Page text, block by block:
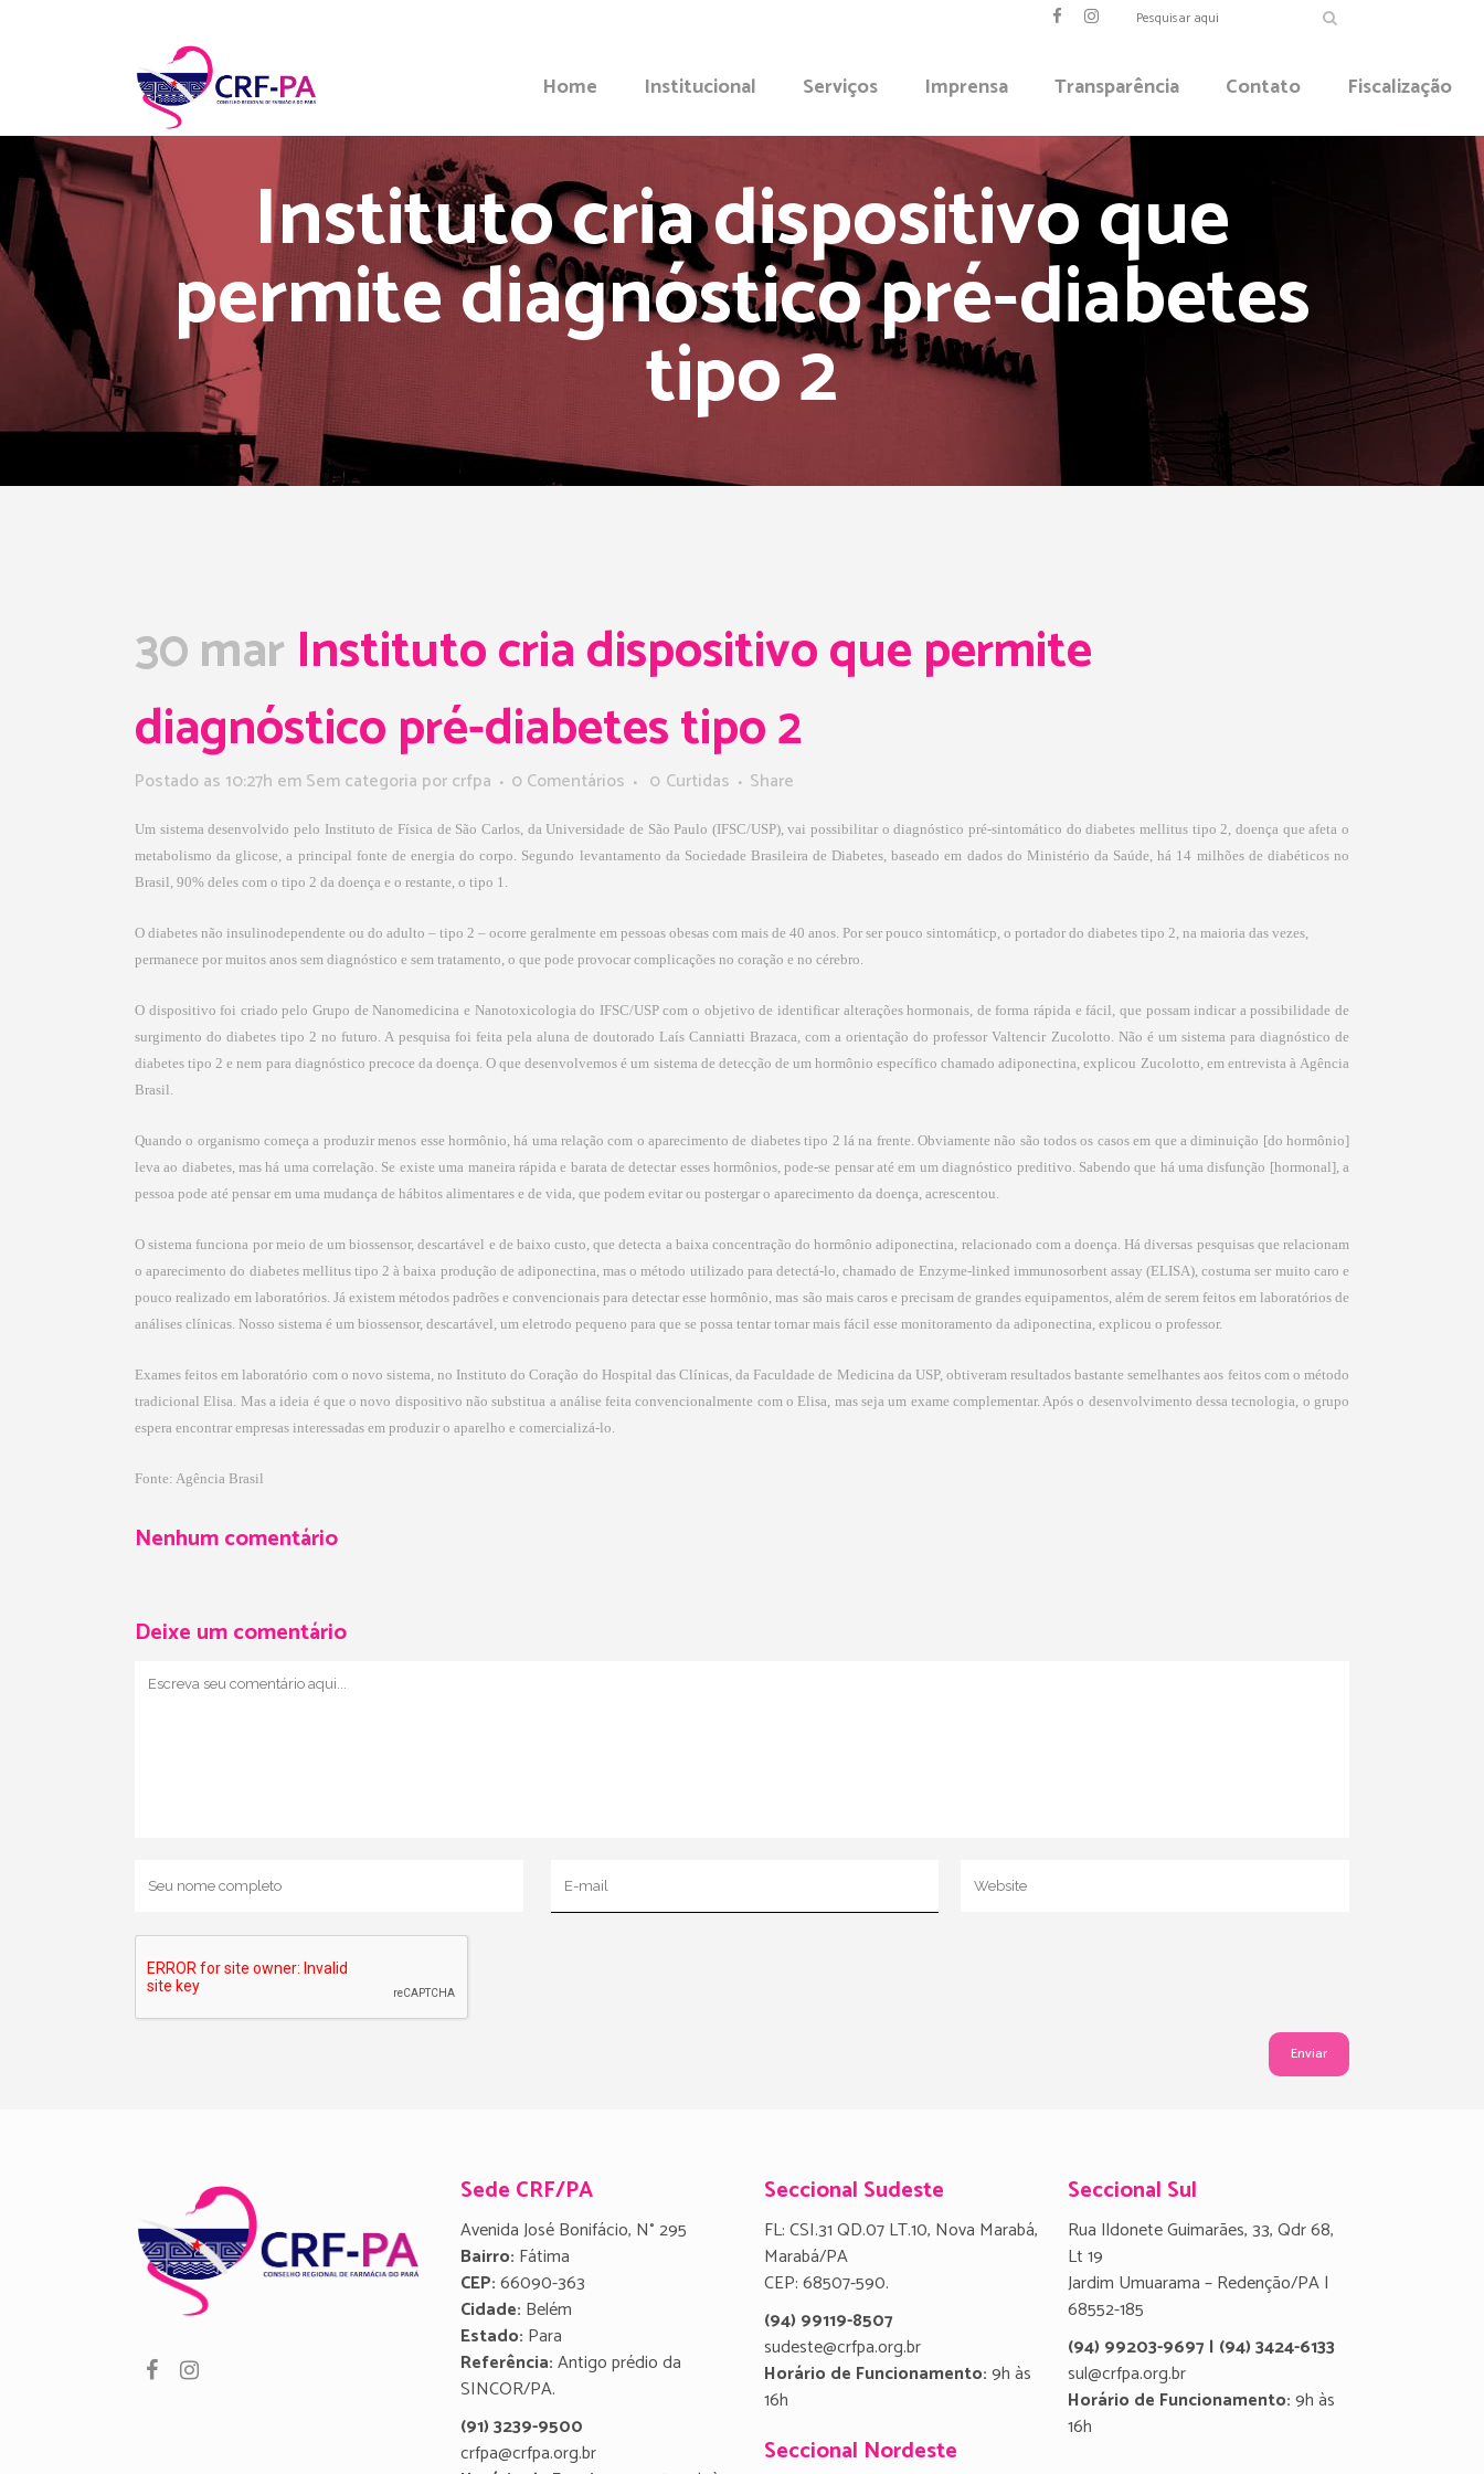
Home Institucional Serviços Imprensa Transparência Contato Fiscalização
Instituto cria dispositivo que
permite diagnóstico pré-diabetes
tipo 2
30 marInstituto cria dispositivo que permite
diagnóstico pré-diabetes tipo 2
Postado as 10:27h em Sem categoria porcrfpa 0 Comentários 0 Curtidas Share
Um sistema desenvolvido pelo Instituto de Física de São Carlos, da Universidade de São Paulo (IFSC/USP), vai possibilitar o diagnóstico pré-sintomático do diabetes mellitus tipo 2, doença que afeta o
metabolismo da glicose, a principal fonte de energia do corpo. Segundo levantamento da Sociedade Brasileira de Diabetes, baseado em dados do Ministério da Saúde, há 14 milhões de diabéticos no
Brasil, 90% deles com o tipo 2 da doença e o restante, o tipo 1.
O diabetes não insulinodependente ou do adulto – tipo 2 – ocorre geralmente em pessoas obesas com mais de 40 anos. Por ser pouco sintomáticp, o portador do diabetes tipo 2, na maioria das vezes,
permanece por muitos anos sem diagnóstico e sem tratamento, o que pode provocar complicações no coração e no cérebro.
O dispositivo foi criado pelo Grupo de Nanomedicina e Nanotoxicologia do IFSC/USP com o objetivo de identificar alterações hormonais, de forma rápida e fácil, que possam indicar a possibilidade de
surgimento do diabetes tipo 2 no futuro. A pesquisa foi feita pela aluna de doutorado Laís Canniatti Brazaca, com a orientação do professor Valtencir Zucolotto. Não é um sistema para diagnóstico de
diabetes tipo 2 e nem para diagnóstico precoce da doença. O que desenvolvemos é um sistema de detecção de um hormônio específico chamado adiponectina, explicou Zucolotto, em entrevista à Agência
Brasil.
Quando o organismo começa a produzir menos esse hormônio, há uma relação com o aparecimento de diabetes tipo 2 lá na frente. Obviamente não são todos os casos em que a diminuição [do hormônio]
leva ao diabetes, mas há uma correlação. Se existe uma maneira rápida e barata de detectar esses hormônios, pode-se pensar até em um diagnóstico preditivo. Sabendo que há uma disfunção [hormonal], a
pessoa pode até pensar em uma mudança de hábitos alimentares e de vida, que podem evitar ou postergar o aparecimento da doença, acrescentou.
O sistema funciona por meio de um biossensor, descartável e de baixo custo, que detecta a baixa concentração do hormônio adiponectina, relacionado com a doença. Há diversas pesquisas que relacionam
o aparecimento do diabetes mellitus tipo 2 à baixa produção de adiponectina, mas o método utilizado para detectá-lo, chamado de Enzyme-linked immunosorbent assay (ELISA), costuma ser muito caro e
pouco realizado em laboratórios. Já existem métodos padrões e convencionais para detectar esse hormônio, mas são mais caros e precisam de grandes equipamentos, além de serem feitos em laboratórios de
análises clínicas. Nosso sistema é um biossensor, descartável, um eletrodo pequeno para que se possa tentar tornar mais fácil esse monitoramento da adiponectina, explicou o professor.
Exames feitos em laboratório com o novo sistema, no Instituto do Coração do Hospital das Clínicas, da Faculdade de Medicina da USP, obtiveram resultados bastante semelhantes aos feitos com o método
tradicional Elisa. Mas a ideia é que o novo dispositivo não substitua a análise feita convencionalmente com o Elisa, mas seja um exame complementar. Após o desenvolvimento dessa tecnologia, o grupo
espera encontrar empresas interessadas em produzir o aparelho e comercializá-lo.
Fonte: Agência Brasil
Nenhum comentário
Deixe um comentário
Sede CRF/PA
Avenida José Bonifácio, N° 295
Bairro: Fátima
CEP:66090-363
Cidade: Belém
Estado: Para
Referência:Antigo prédio da
SINCOR/PA.
(91) 3239-9500
crfpa@crfpa.org.br
Seccional Sudeste
FL: CSI.31 QD.07 LT.10, Nova Marabá,
Marabá/PA
CEP: 68507-590.
(94) 99119-8507
sudeste@crfpa.org.br
Horário de Funcionamento:9h às
16h
Seccional Nordeste
Seccional Sul
Rua Ildonete Guimarães, 33, Qdr 68,
Lt 19
Jardim Umuarama – Redenção/PA |
68552-185
(94) 99203-9697 | (94) 3424-6133
sul@crfpa.org.br
Horário de Funcionamento:9h às
16h